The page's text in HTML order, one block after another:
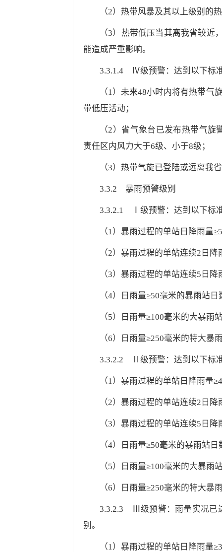
（2）热带风暴及其以上级别的
（3）热带低压当其离我省较
能造成严重影响。
3.3.1.4 Ⅳ级预警：达到以下标
（1）未来48小时内将有热带气
带低压活动；
（2）省气象台已发布热带气
责任区内风力大于6级、小于8级；
（3）热带气旋已登陆或远离我
3.3.2 暴雨预警级别
3.3.2.1 Ⅰ级预警：达到以下标
（1）暴雨过程的单站日降雨量
（2）暴雨过程的单站连续2日
（3）暴雨过程的单站连续5日
（4）日雨量≥50毫米的暴雨站日
（5）日雨量≥100毫米的大暴雨
（6）日雨量≥250毫米的特大暴
3.3.2.2 Ⅱ级预警：达到以下标
（1）暴雨过程的单站日降雨量
（2）暴雨过程的单站连续2日
（3）暴雨过程的单站连续5日
（4）日雨量≥50毫米的暴雨站日
（5）日雨量≥100毫米的大暴雨
（6）日雨量≥250毫米的特大暴
3.3.2.3 Ⅲ级预警：雨量实况已
别。
（1）暴雨过程的单站日降雨量